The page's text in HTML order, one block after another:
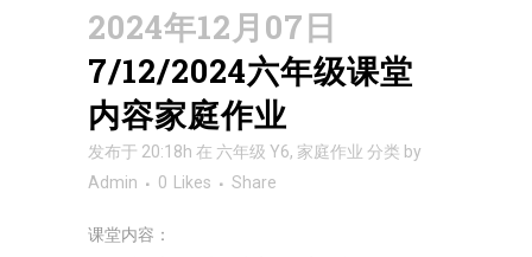
2024年12月07日
7/12/2024六年级课堂
内容家庭作业
发布于 20:18h 在 六年级 Y6, 家庭作业 分类 by
Admin
0 Likes Share
课堂内容：